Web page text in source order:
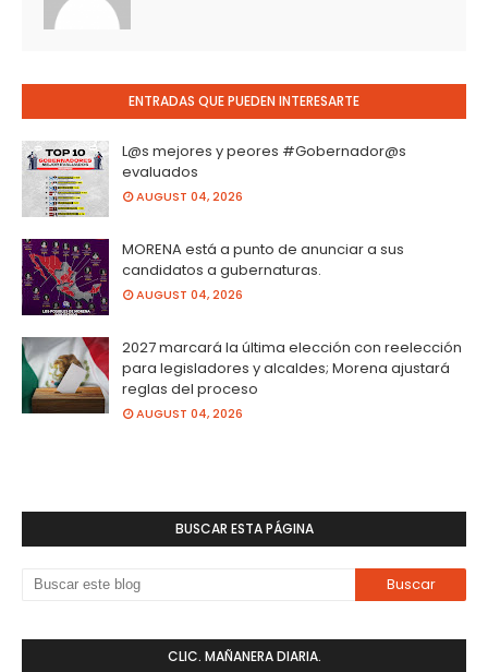
ENTRADAS QUE PUEDEN INTERESARTE
L@s mejores y peores #Gobernador@s
evaluados
AUGUST 04, 2026
MORENA está a punto de anunciar a sus
candidatos a gubernaturas.
AUGUST 04, 2026
2027 marcará la última elección con reelección
para legisladores y alcaldes; Morena ajustará
reglas del proceso
AUGUST 04, 2026
BUSCAR ESTA PÁGINA
CLIC. MAÑANERA DIARIA.